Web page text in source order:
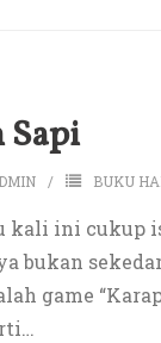
Sapi
BUKU
kali ini cukup
bukan
game
…